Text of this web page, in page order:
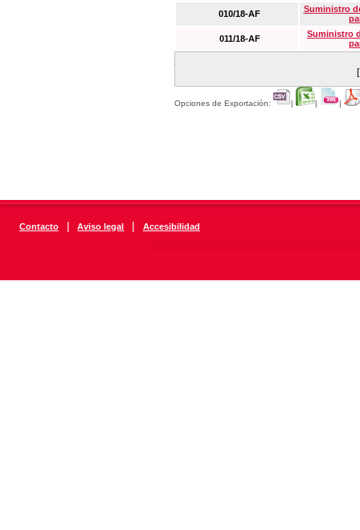
010/18-AF
Suministro
011/18-AF
Suministro
Opciones de Exportación: | | |
Contacto | Aviso legal | Accesibilidad